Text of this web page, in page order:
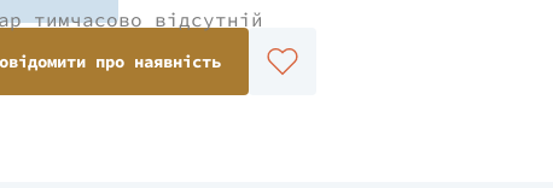
тимчасово відсутній
про наявність